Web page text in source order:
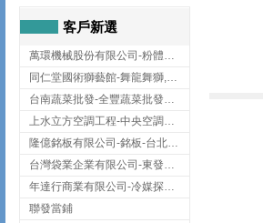
客戶新選
萬環機械股份有限公司-粉體塗裝設備,輸送機,輸送機設備,台南輸送機
同仁堂國術獅藝館-舞龍舞獅,台中舞龍舞獅
台南蔬菜批發-全豐蔬菜批發專送/台南蔬菜箱宅配到府
上水立方空調工程-中央空調規劃,台北中央空調規劃
隆億銘板有限公司-銘板-台北銘板-板橋銘板
台灣袋業企業有限公司-東發企業社/台中太空袋/太空包
年達行商業有限公司-冷媒探漏儀,壓力錶組,真空泵浦,台北冷凍空調材料
聯發當鋪